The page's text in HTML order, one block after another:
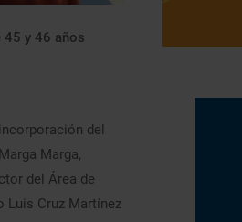
45 y 46 años
del
Marga,
del Área de
Luis Cruz Martínez